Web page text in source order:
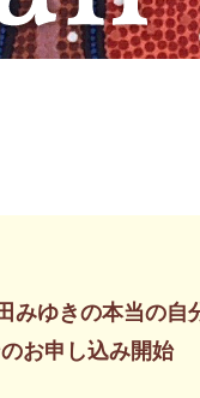
みゆきの本当の
お申し込み開始